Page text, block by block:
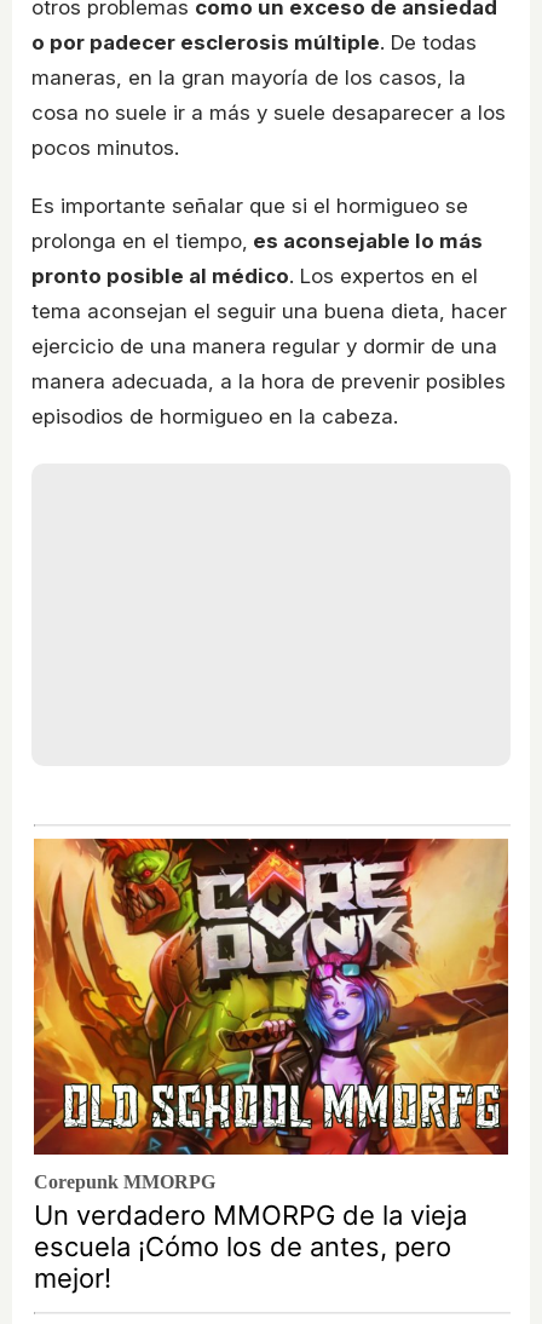
otros problemas como un exceso de ansiedad
o por padecer esclerosis múltiple. De todas
maneras, en la gran mayoría de los casos, la
cosa no suele ir a más y suele desaparecer a los
pocos minutos.
Es importante señalar que si el hormigueo se
prolonga en el tiempo, es aconsejable lo más
pronto posible al médico. Los expertos en el
tema aconsejan el seguir una buena dieta, hacer
ejercicio de una manera regular y dormir de una
manera adecuada, a la hora de prevenir posibles
episodios de hormigueo en la cabeza.
Corepunk MMORPG
Un verdadero MMORPG de la vieja
escuela ¡Cómo los de antes, pero
mejor!